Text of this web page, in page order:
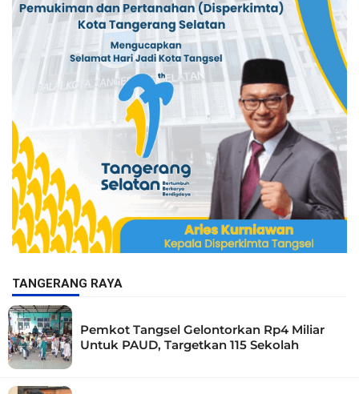
TANGERANG RAYA
Pemkot Tangsel Gelontorkan Rp4 Miliar
Untuk PAUD, Targetkan 115 Sekolah